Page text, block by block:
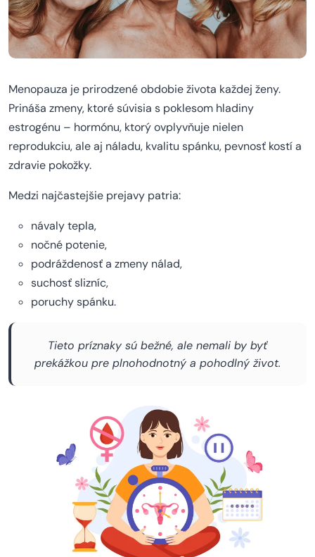
Menopauza je prirodzené obdobie života každej ženy.
Prináša zmeny, ktoré súvisia s poklesom hladiny
estrogénu – hormónu, ktorý ovplyvňuje nielen
reprodukciu, ale aj náladu, kvalitu spánku, pevnosť kostí a
zdravie pokožky.
Medzi najčastejšie prejavy patria:
návaly tepla,
nočné potenie,
podráždenosť a zmeny nálad,
suchosť slizníc,
poruchy spánku.
Tieto príznaky sú bežné, ale nemali by byť
prekážkou pre plnohodnotný a pohodlný život.